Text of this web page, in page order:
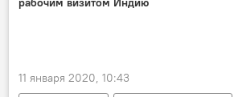
11 января 2020, 10:43